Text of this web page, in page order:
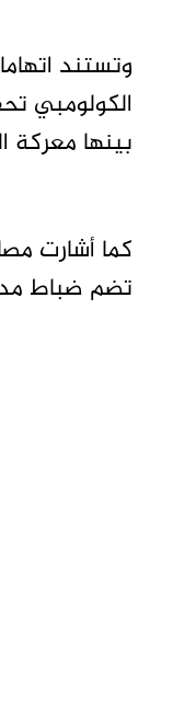
بينها معركة
كما أشارت
تضم ضباط